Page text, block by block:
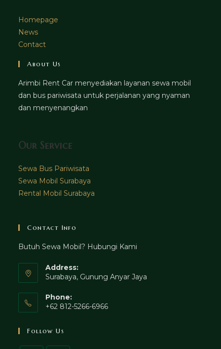
Homepage
News
Contact
About Us
Arimbi Rent Car menyediakan layanan sewa mobil
dan bus pariwisata untuk perjalanan yang nyaman
dan menyenangkan
Our Service
Sewa Bus Pariwisata
Sewa Mobil Surabaya
Rental Mobil Surabaya
Contact Info
Butuh Sewa Mobil? Hubungi Kami
Address:
Surabaya, Gunung Anyar Jaya
Phone:
+62 812-5266-6966
Follow Us